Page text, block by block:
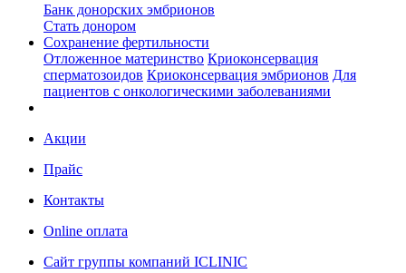
Банк донорских эмбрионов
Стать донором
Сохранение фертильности
Отложенное материнство Криоконсервация
сперматозоидов Криоконсервация эмбрионов Для
пациентов с онкологическими заболеваниями
Акции
Прайс
Контакты
Online оплата
Сайт группы компаний ICLINIC